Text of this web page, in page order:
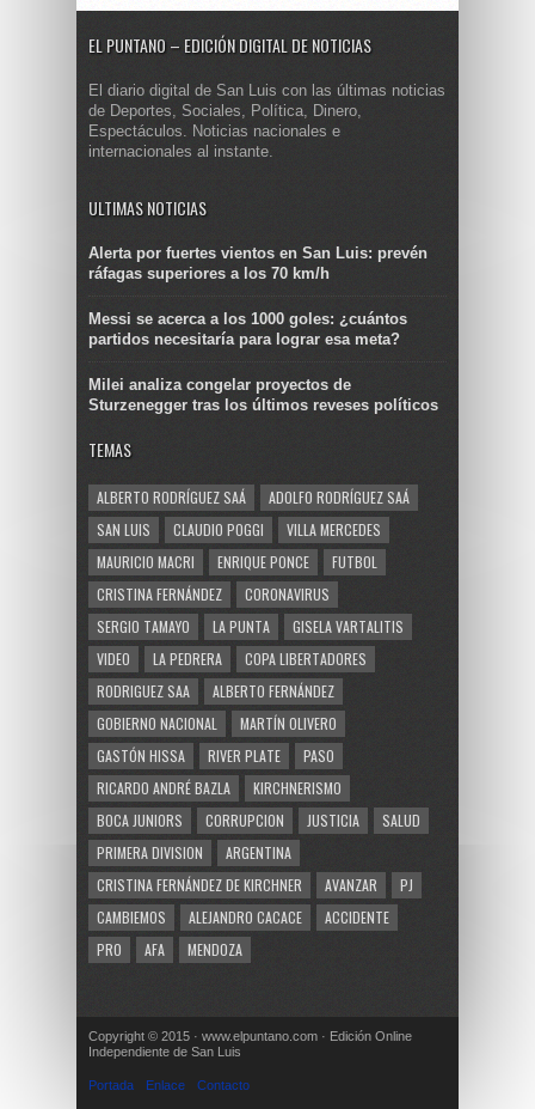
EL PUNTANO – EDICIÓN DIGITAL DE NOTICIAS
El diario digital de San Luis con las últimas noticias
de Deportes, Sociales, Política, Dinero,
Espectáculos. Noticias nacionales e
internacionales al instante.
ULTIMAS NOTICIAS
Alerta por fuertes vientos en San Luis: prevén
ráfagas superiores a los 70 km/h
Messi se acerca a los 1000 goles: ¿cuántos
partidos necesitaría para lograr esa meta?
Milei analiza congelar proyectos de
Sturzenegger tras los últimos reveses políticos
TEMAS
ALBERTO RODRÍGUEZ SAÁ
ADOLFO RODRÍGUEZ SAÁ
SAN LUIS
CLAUDIO POGGI
VILLA MERCEDES
MAURICIO MACRI
ENRIQUE PONCE
FUTBOL
CRISTINA FERNÁNDEZ
CORONAVIRUS
SERGIO TAMAYO
LA PUNTA
GISELA VARTALITIS
VIDEO
LA PEDRERA
COPA LIBERTADORES
RODRIGUEZ SAA
ALBERTO FERNÁNDEZ
GOBIERNO NACIONAL
MARTÍN OLIVERO
GASTÓN HISSA
RIVER PLATE
PASO
RICARDO ANDRÉ BAZLA
KIRCHNERISMO
BOCA JUNIORS
CORRUPCION JUSTICIA
SALUD
PRIMERA DIVISION
ARGENTINA
CRISTINA FERNÁNDEZ DE KIRCHNER
AVANZAR
PJ
CAMBIEMOS
ALEJANDRO CACACE
ACCIDENTE
PRO
AFA MENDOZA
Copyright © 2015 · www.elpuntano.com · Edición Online
Independiente de San Luis
Portada Enlace Contacto